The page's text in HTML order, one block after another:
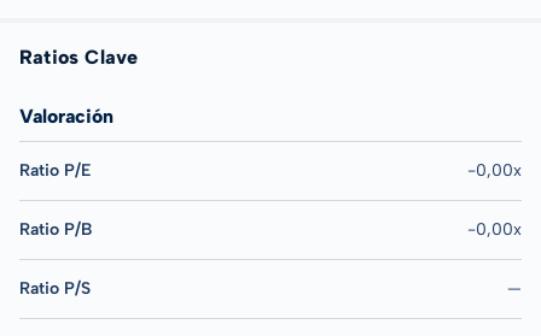
Ratios Clave
Valoración
Ratio P/E -0,00x
Ratio P/B -0,00x
Ratio P/S —